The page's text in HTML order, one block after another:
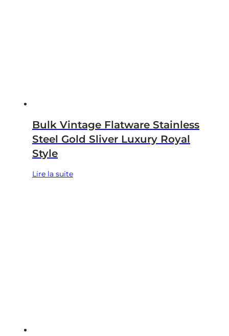
Bulk Vintage Flatware Stainless
Steel Gold Sliver Luxury Royal
Style
Lire la suite